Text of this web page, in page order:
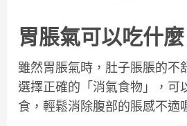
胃脹氣可以吃什麼
雖然胃脹氣時，肚子脹脹的不
選擇正確的「消氣食物」，可
食，輕鬆消除腹部的脹感不適